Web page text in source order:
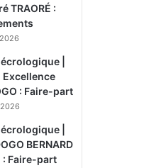
TRAORÉ :
|
Excellence
: Faire-part
|
BERNARD
: Faire-part